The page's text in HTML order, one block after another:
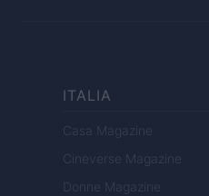
ITALIA
Casa Magazine
Cineverse Magazine
Donne Magazine